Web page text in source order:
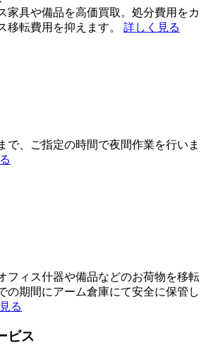
家具や備品を高価買取。処分費用をカ
移転費用を抑えます。 詳しく見る
で、ご指定の時間で夜間作業を行いま
フィス什器や備品などのお荷物を移転
の期間にアーム倉庫にて安全に保管し
る
ビス